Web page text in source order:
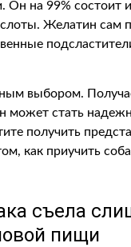
на 99% состоит
Желатин сам
выбором.
может стать
получить
как приучить
съела
пищи